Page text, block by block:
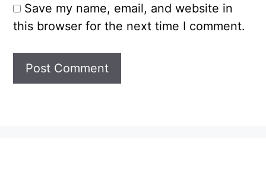
Save my name, email, and website in
this browser for the next time I comment.